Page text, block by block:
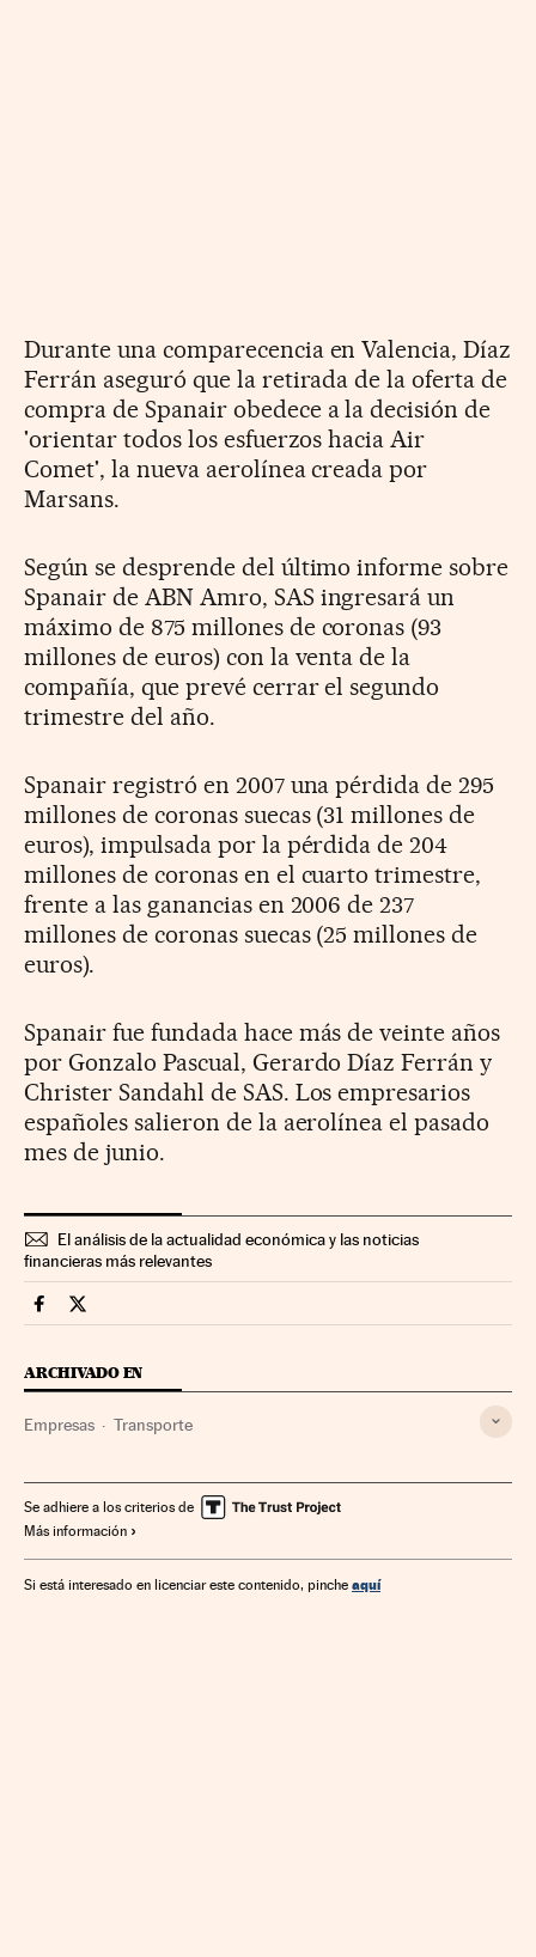
Durante una comparecencia en Valencia, Díaz
Ferrán aseguró que la retirada de la oferta de
compra de Spanair obedece a la decisión de
'orientar todos los esfuerzos hacia Air
Comet', la nueva aerolínea creada por
Marsans.
Según se desprende del último informe sobre
Spanair de ABN Amro, SAS ingresará un
máximo de 875 millones de coronas (93
millones de euros) con la venta de la
compañía, que prevé cerrar el segundo
trimestre del año.
Spanair registró en 2007 una pérdida de 295
millones de coronas suecas (31 millones de
euros), impulsada por la pérdida de 204
millones de coronas en el cuarto trimestre,
frente a las ganancias en 2006 de 237
millones de coronas suecas (25 millones de
euros).
Spanair fue fundada hace más de veinte años
por Gonzalo Pascual, Gerardo Díaz Ferrán y
Christer Sandahl de SAS. Los empresarios
españoles salieron de la aerolínea el pasado
mes de junio.
El análisis de la actualidad económica y las noticias
financieras más relevantes
Companias Cinco Días en Facebook
Companias Cinco Días en Twitter
ARCHIVADO EN
Empresas Transporte
Se adhiere a los criterios de
Más información
Si está interesado en licenciar este contenido, pinche aquí